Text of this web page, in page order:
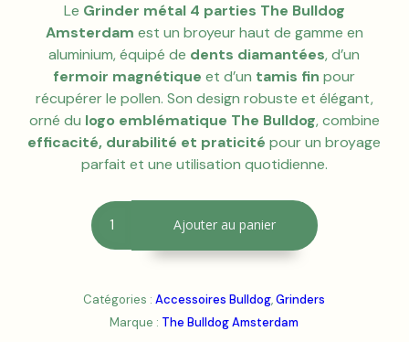
Le Grinder métal 4 parties The Bulldog
Amsterdam est un broyeur haut de gamme en
aluminium, équipé de dents diamantées, d’un
fermoir magnétique et d’un tamis fin pour
récupérer le pollen. Son design robuste et élégant,
orné du logo emblématique The Bulldog, combine
efficacité, durabilité et praticité pour un broyage
parfait et une utilisation quotidienne.
quantité
de
Grinder
parties
The
Ajouter au panier
n
Catégories :Accessoires Bulldog,Grinders
Marque : The Bulldog Amsterdam